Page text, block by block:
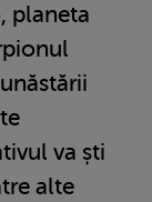
planeta
va ști
alte